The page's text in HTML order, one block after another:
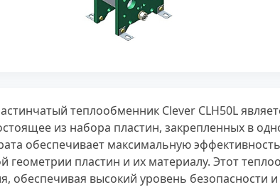
теплообменник Clever CLH50L
из набора пластин, закрепленных в
обеспечивает максимальную
геометрии пластин и их материалу. Этот
обеспечивая высокий уровень безопасности